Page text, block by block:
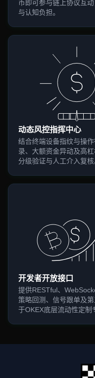
币即可参与链上协议互
与认知负担。
动态风控指挥中心
结合终端设备指纹与操
录、大额资金异动及高
分级验证与人工介入复核
开发者开放接口
提供RESTful、
策略回测、信号跟单及
于OKEX底层流动性定制